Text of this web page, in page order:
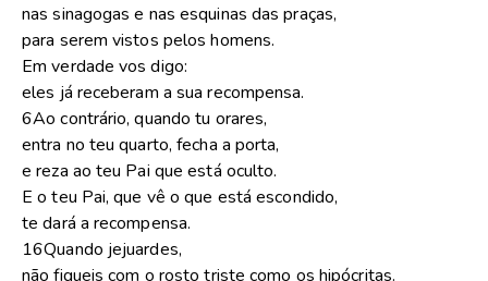
nas sinagogas e nas esquinas das praças,
para serem vistos pelos homens.
Em verdade vos digo:
eles já receberam a sua recompensa.
6Ao contrário, quando tu orares,
entra no teu quarto, fecha a porta,
e reza ao teu Pai que está oculto.
E o teu Pai, que vê o que está escondido,
te dará a recompensa.
16Quando jejuardes,
não fiqueis com o rosto triste como os hipócritas.